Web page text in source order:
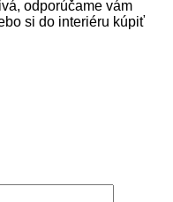
odporúčame vám
si do interiéru kúpiť